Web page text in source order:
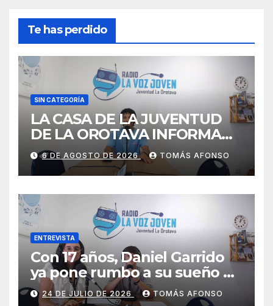
Te has perdido
SIN CATEGORÍA
LA CASA DE LA JUVENTUD
DE LA OROTAVA INFORMA
AGOSTO 2026
6 DE AGOSTO DE 2026 TOMÁS AFONSO
ENTREVISTA
Con 17 años, Daniel Garrido
ya pone rumbo a su sueño de
ser piloto.
24 DE JULIO DE 2026 TOMÁS AFONSO